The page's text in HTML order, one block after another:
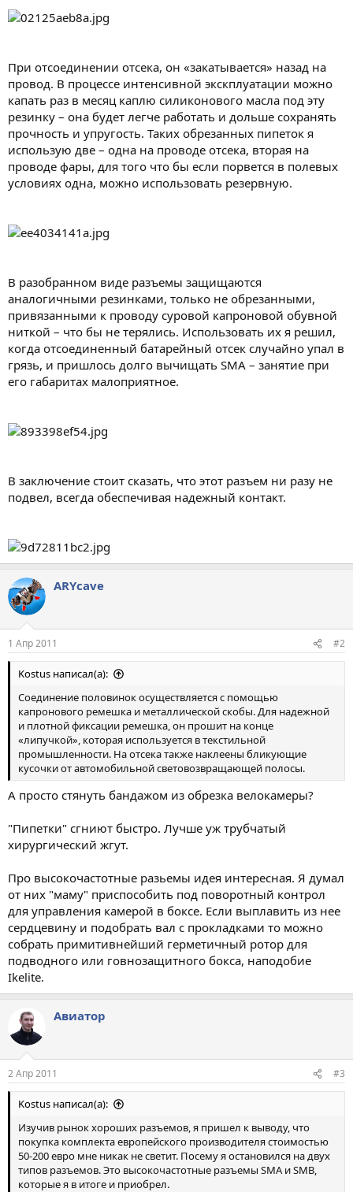
При отсоединении отсека, он «закатывается» назад на
провод. В процессе интенсивной экскплуатации можно
капать раз в месяц каплю силиконового масла под эту
резинку – она будет легче работать и дольше сохранять
прочность и упругость. Таких обрезанных пипеток я
использую две – одна на проводе отсека, вторая на
проводе фары, для того что бы если порвется в полевых
условиях одна, можно использовать резервную.
В разобранном виде разъемы защищаются
аналогичными резинками, только не обрезанными,
привязанными к проводу суровой капроновой обувной
ниткой – что бы не терялись. Использовать их я решил,
когда отсоединенный батарейный отсек случайно упал в
грязь, и пришлось долго вычищать SMA – занятие при
его габаритах малоприятное.
В заключение стоит сказать, что этот разъем ни разу не
подвел, всегда обеспечивая надежный контакт.
ARYсave
1 Апр 2011 #2
Kostus написал(а):
Соединение половинок осуществляется с помощью
капронового ремешка и металлической скобы. Для надежной
и плотной фиксации ремешка, он прошит на конце
«липучкой», которая используется в текстильной
промышленности. На отсека также наклеены бликующие
кусочки от автомобильной световозвращающей полосы.
А просто стянуть бандажом из обрезка велокамеры?
"Пипетки" сгниют быстро. Лучше уж трубчатый
хирургический жгут.
Про высокочастотные разьемы идея интересная. Я думал
от них "маму" приспособить под поворотный контрол
для управления камерой в боксе. Если выплавить из нее
сердцевину и подобрать вал с прокладками то можно
собрать примитивнейший герметичный ротор для
подводного или говнозащитного бокса, наподобие
Ikelite.
Авиатор
2 Апр 2011 #3
Kostus написал(а):
Изучив рынок хороших разъемов, я пришел к выводу, что
покупка комплекта европейского производителя стоимостью
50-200 евро мне никак не светит. Посему я остановился на двух
типов разъемов. Это высокочастотные разъемы SMA и SMB,
которые я в итоге и приобрел.